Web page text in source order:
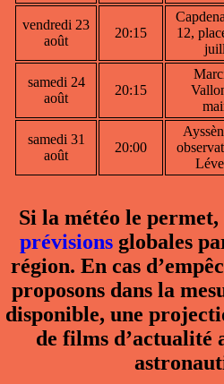
vendredi 23
août
20:15
12,
samedi 24
août
20:15
samedi 31
août
20:00
Si la météo le
prévisions globales
région. En cas
proposons dans la
disponible, une
de films d’actualité